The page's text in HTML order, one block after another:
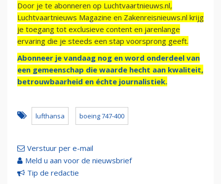
Door je te abonneren op Luchtvaartnieuws.nl,
Luchtvaartnieuws Magazine en Zakenreisnieuws.nl krijg
je toegang tot exclusieve content en jarenlange
ervaring die je steeds een stap voorsprong geeft.
Abonneer je vandaag nog en word onderdeel van
een gemeenschap die waarde hecht aan kwaliteit,
betrouwbaarheid en échte journalistiek.
lufthansa boeing 747-400
Verstuur per e-mail
Meld u aan voor de nieuwsbrief
Tip de redactie